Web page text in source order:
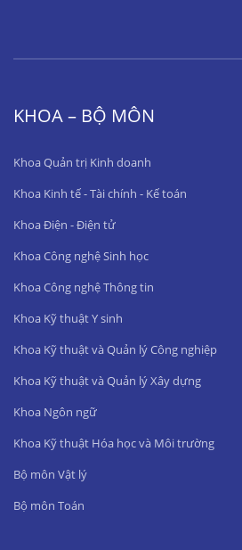
KHOA – BỘ MÔN
Khoa Quản trị Kinh doanh
Khoa Kinh tế - Tài chính - Kế toán
Khoa Điện - Điện tử
Khoa Công nghệ Sinh học
Khoa Công nghệ Thông tin
Khoa Kỹ thuật Y sinh
Khoa Kỹ thuật và Quản lý Công nghiệp
Khoa Kỹ thuật và Quản lý Xây dựng
Khoa Ngôn ngữ
Khoa Kỹ thuật Hóa học và Môi trường
Bộ môn Vật lý
Bộ môn Toán